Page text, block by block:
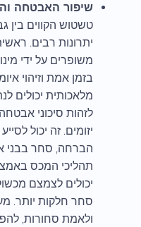
שיפור האבטחה
טשטוש הקווים בין
יתרונות רבים.
משופרים על ידי
בזמן אמת וזיהוי
מלאכותית יכולים
לזהות סיכוני
יזומים. זה יכול
הברחה, סחר בבני
תהליכי המכס
יכולים לצמצם
סחר חלקות יותר.
ולאמת סחורות,